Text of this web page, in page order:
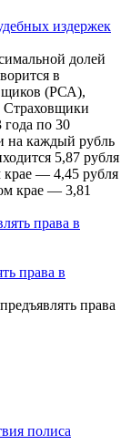
издержек
долей
в
(РСА),
Страховщики
года по 30
на каждый рубль
5,87 рубля
— 4,45 рубля
крае — 3,81
права в
права
полиса